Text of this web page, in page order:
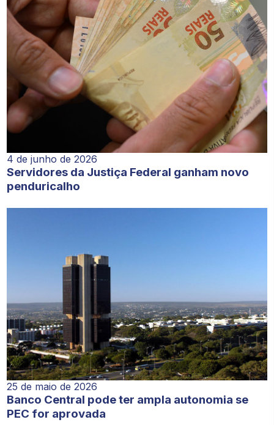
4 de junho de 2026
Servidores da Justiça Federal ganham novo
penduricalho
25 de maio de 2026
Banco Central pode ter ampla autonomia se
PEC for aprovada